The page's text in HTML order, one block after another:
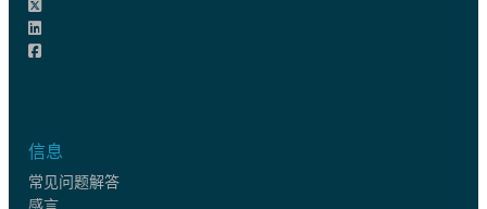
信息
常见问题解答
感言